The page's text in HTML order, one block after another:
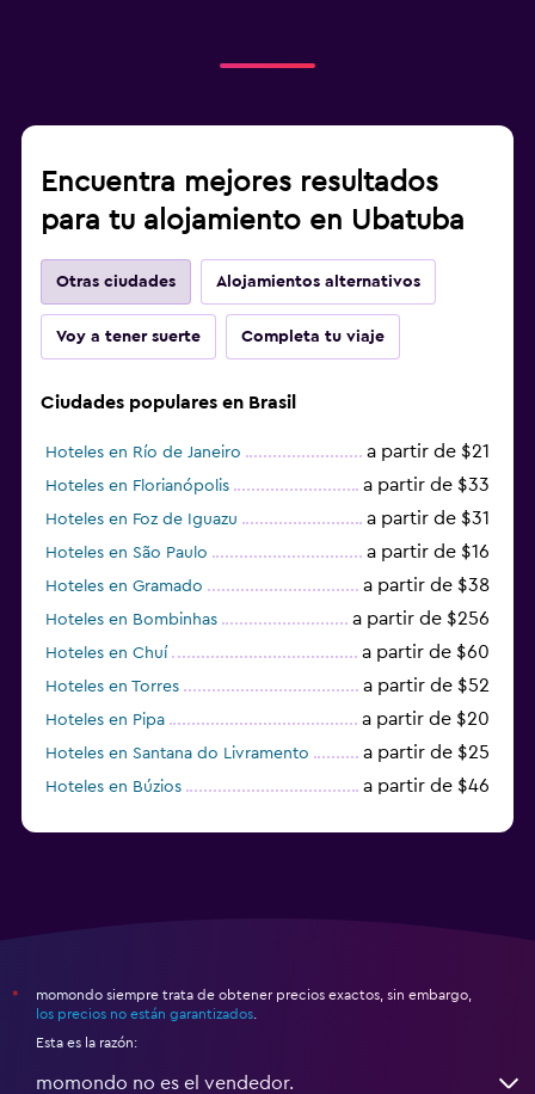
Encuentra mejores resultados
para tu alojamiento en Ubatuba
Otras ciudades Alojamientos alternativos
Voy a tener suerte Completa tu viaje
Ciudades populares en Brasil
Hoteles en Río de Janeiro a partir de $21
Hoteles en Florianópolis a partir de $33
Hoteles en Foz de Iguazu a partir de $31
Hoteles en São Paulo a partir de $16
Hoteles en Gramado a partir de $38
Hoteles en Bombinhas a partir de $256
Hoteles en Chuí a partir de $60
Hoteles en Torres a partir de $52
Hoteles en Pipa a partir de $20
Hoteles en Santana do Livramento a partir de $25
Hoteles en Búzios a partir de $46
*
momondo siempre trata de obtener precios exactos, sin embargo,
los precios no están garantizados
Esta es la razón:
momondo no es el vendedor.